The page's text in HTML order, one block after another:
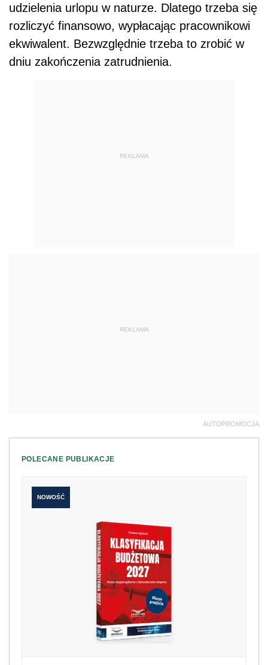
udzielenia urlopu w naturze. Dlatego trzeba się
rozliczyć finansowo, wypłacając pracownikowi
ekwiwalent. Bezwzględnie trzeba to zrobić w
dniu zakończenia zatrudnienia.
REKLAMA
REKLAMA
AUTOPROMOCJA
POLECANE PUBLIKACJE
NOWOŚĆ